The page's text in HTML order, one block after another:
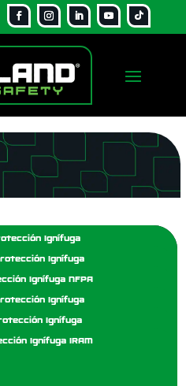
Ignífuga
Ignífuga
Ignífuga NFPA
Ignífuga
Ignífuga
Ignífuga IRAM